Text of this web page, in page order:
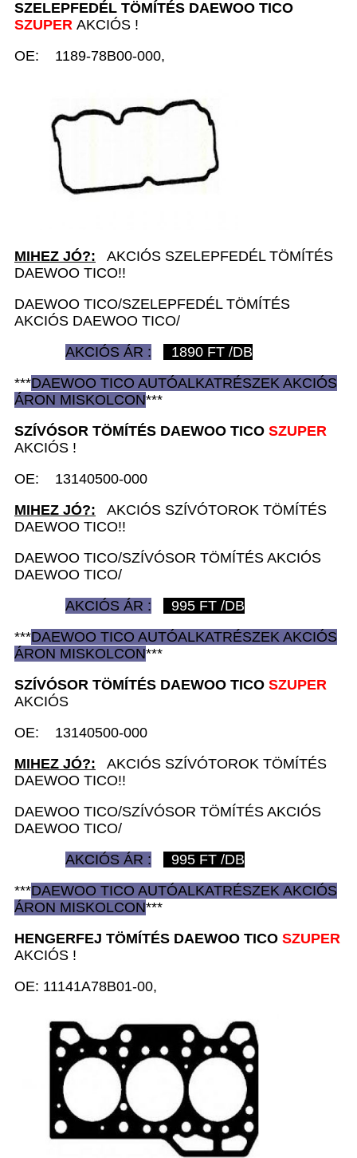
SZELEPFEDÉL TÖMÍTÉS DAEWOO TICO
SZUPER AKCIÓS !
OE: 1189-78B00-000,
MIHEZ JÓ?: AKCIÓS SZELEPFEDÉL TÖMÍTÉS
DAEWOO TICO!!
DAEWOO TICO/SZELEPFEDÉL TÖMÍTÉS
AKCIÓS DAEWOO TICO/
AKCIÓS ÁR :
1890 FT /DB
***DAEWOO TICO AUTÓALKATRÉSZEK AKCIÓS
ÁRON MISKOLCON***
SZÍVÓSOR TÖMÍTÉS DAEWOO TICO SZUPER
AKCIÓS !
OE: 13140500-000
MIHEZ JÓ?: AKCIÓS SZÍVÓTOROK TÖMÍTÉS
DAEWOO TICO!!
DAEWOO TICO/SZÍVÓSOR TÖMÍTÉS AKCIÓS
DAEWOO TICO/
AKCIÓS ÁR :
995 FT /DB
***DAEWOO TICO AUTÓALKATRÉSZEK AKCIÓS
ÁRON MISKOLCON***
SZÍVÓSOR TÖMÍTÉS DAEWOO TICO SZUPER
AKCIÓS
OE: 13140500-000
MIHEZ JÓ?: AKCIÓS SZÍVÓTOROK TÖMÍTÉS
DAEWOO TICO!!
DAEWOO TICO/SZÍVÓSOR TÖMÍTÉS AKCIÓS
DAEWOO TICO/
AKCIÓS ÁR :
995 FT /DB
***DAEWOO TICO AUTÓALKATRÉSZEK AKCIÓS
ÁRON MISKOLCON***
HENGERFEJ TÖMÍTÉS DAEWOO TICO SZUPER
AKCIÓS !
OE: 11141A78B01-00,